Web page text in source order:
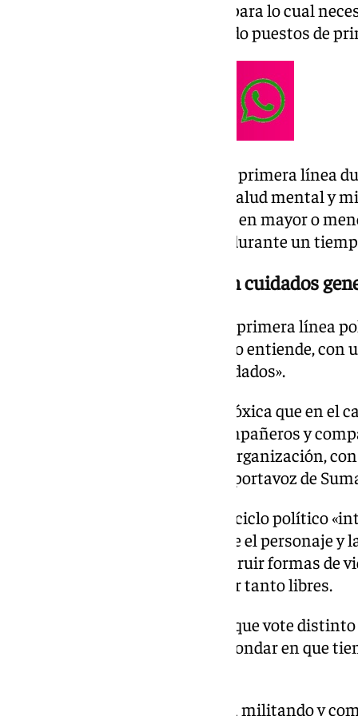
acompañamiento psicológico, para lo cual
desde hace una década ocupando puestos de
«El ritmo y el modo de vida de la primera línea
desgastado mi salud física, mi salud mental y
emocional. Creo que es algo que en mayor o
aquel que está en esa posición durante un
Dice que la primera línea sin cuidados
Al respecto, expone que «en esa primera línea
se es más eficaz», al menos así lo entiende,
«emancipa a menudo de los cuidados».
«Esto genera una subjetividad tóxica que en el
patriarcado multiplica, con compañeros y
compañeros y compañeras de organización,
con uno mismo», relata el ya exportavoz de
De hecho, apunta a que en este ciclo político
«límite de la contradicción entre el personaje y
es también una lucha por construir formas de
cuidadosas, más solidarias y por tanto libres.
«No se le puede pedir a la gente que vote
cotidiana», ha insistido para ahondar en que
Finalmente, expone que seguirá militando y